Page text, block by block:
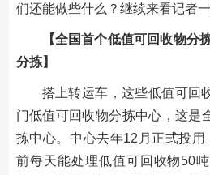
们还能做些什么？继续来看记者一
【全国首个低值可回收物分
分拣】
搭上转运车，这些低值可回
门低值可回收物分拣中心，这是
拣中心。中心去年12月正式投用
前每天能处理低值可回收物50